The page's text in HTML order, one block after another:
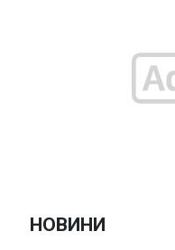
НОВИНИ